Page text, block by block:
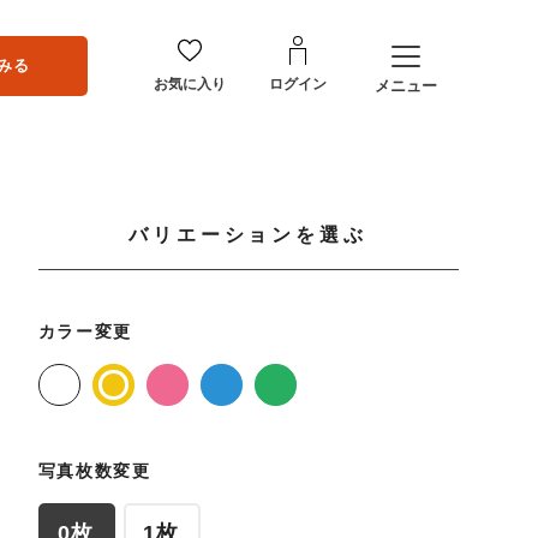
る
お気に入り ログイン メニュー
バリエーションを選ぶ
カラー変更
写真枚数変更
0枚 1枚